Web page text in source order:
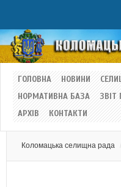
ГОЛОВНА НОВИНИ
НОРМАТИВНА БАЗА
АРХІВ
КОНТАКТИ
Коломацька селищна рада